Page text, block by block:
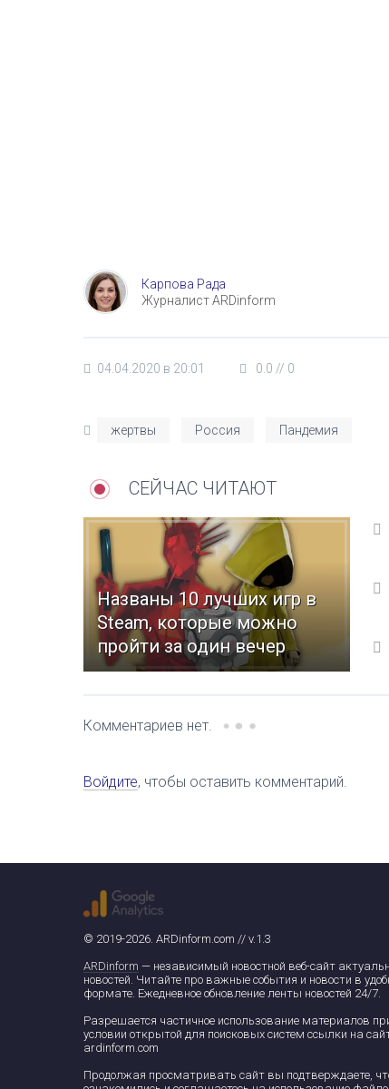
Карпова Рада
Журналист ARDinform
04.04.2020 в 20:01 0.0 // 0
жертвы Россия Пандемия
СЕЙЧАС ЧИТАЮТ
Названы 10 лучших игр в
Steam, которые можно
пройти за один вечер
Комментариев нет.
Войдите, чтобы оставить комментарий.
© 2019-2026. ARDinform.com // v.1.3
ARDinform — независимый новостной веб-сайт
новостей. Читайте про важные события и новости в
формате. Ежедневное обновление ленты новостей 24/7.
Разрешается частичное использование материалов
условии открытой для поисковых систем ссылки на
ardinform.com
Продолжая просматривать сайт вы подтверждаете,